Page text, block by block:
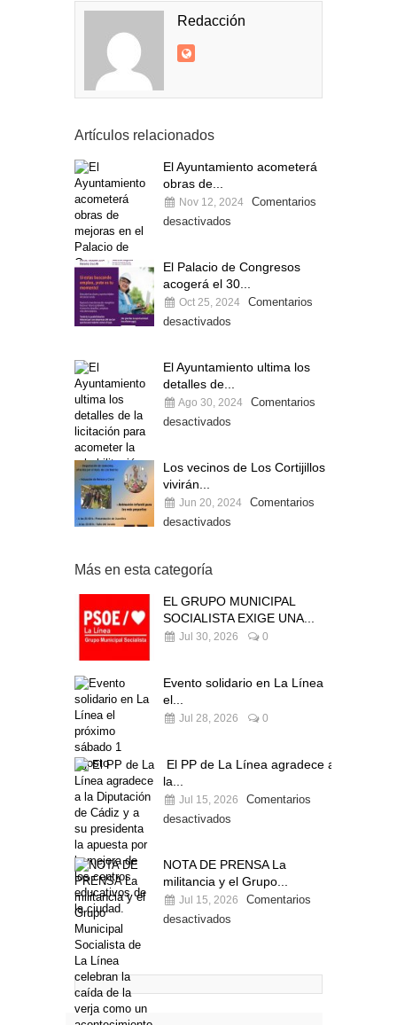
Redacción
Artículos relacionados
El Ayuntamiento acometerá
obras de...
Nov 12, 2024
Comentarios
desactivados
El Palacio de Congresos
acogerá el 30...
Oct 25, 2024
Comentarios
desactivados
El Ayuntamiento ultima los
detalles de...
Ago 30, 2024
Comentarios
desactivados
Los vecinos de Los Cortijillos
vivirán...
Jun 20, 2024
Comentarios
desactivados
Más en esta categoría
EL GRUPO MUNICIPAL
SOCIALISTA EXIGE UNA...
Jul 30, 2026 0
Evento solidario en La Línea
el...
Jul 28, 2026 0
El PP de La Línea agradece a
la...
Jul 15, 2026
Comentarios
desactivados
NOTA DE PRENSA La
militancia y el Grupo...
Jul 15, 2026
Comentarios
desactivados